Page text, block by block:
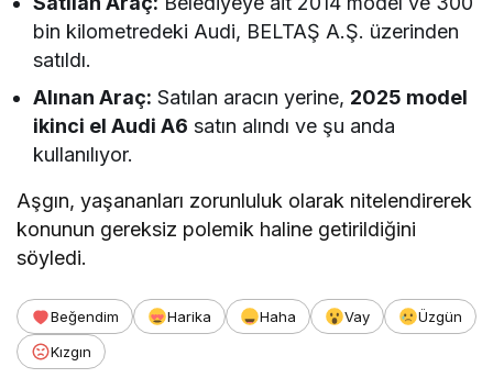
bin kilometredeki Audi, BELTAŞ A.Ş. üzerinden
satıldı.
Alınan Araç: Satılan aracın yerine, 2025 model
ikinci el Audi A6 satın alındı ve şu anda
kullanılıyor.
Aşgın, yaşananları zorunluluk olarak nitelendirerek
konunun gereksiz polemik haline getirildiğini
söyledi.
Beğendim Harika Haha Vay
Üzgün
Kızgın